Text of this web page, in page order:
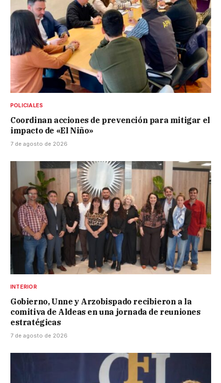
POLICIALES
Coordinan acciones de prevención para mitigar el
impacto de «El Niño»
7 de agosto de 2026
INTERIOR
Gobierno, Unne y Arzobispado recibieron a la
comitiva de Aldeas en una jornada de reuniones
estratégicas
7 de agosto de 2026